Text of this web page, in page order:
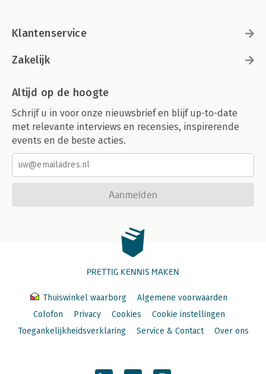
Klantenservice
Zakelijk
Altijd op de hoogte
Schrijf u in voor onze nieuwsbrief en blijf up-to-date
met relevante interviews en recensies, inspirerende
events en de beste acties.
Aanmelden
PRETTIG KENNIS MAKEN
Thuiswinkel waarborg
Algemene voorwaarden
Colofon
Privacy Cookies
Cookie instellingen
Toegankelijkheidsverklaring
Service & Contact Over ons